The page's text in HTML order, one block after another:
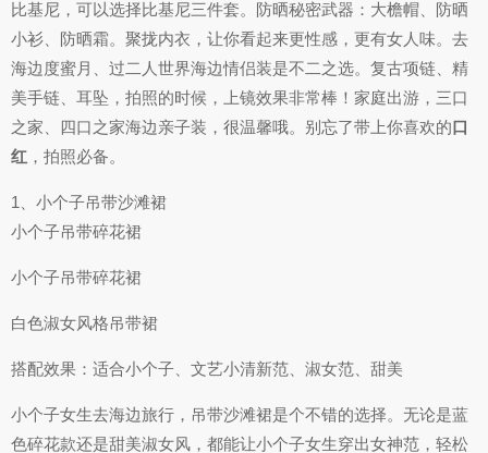
比基尼，可以选择比基尼三件套。防晒秘密武器：大檐帽、防晒
小衫、防晒霜。聚拢内衣，让你看起来更性感，更有女人味。去
海边度蜜月、过二人世界海边情侣装是不二之选。复古项链、精
美手链、耳坠，拍照的时候，上镜效果非常棒！家庭出游，三口
之家、四口之家海边亲子装，很温馨哦。别忘了带上你喜欢的口
红 ，拍照必备。
1、小个子吊带沙滩裙
小个子吊带碎花裙
小个子吊带碎花裙
白色淑女风格吊带裙
搭配效果：适合小个子、文艺小清新范、淑女范、甜美
小个子女生去海边旅行，吊带沙滩裙是个不错的选择。无论是蓝
色碎花款还是甜美淑女风，都能让小个子女生穿出女神范，轻松